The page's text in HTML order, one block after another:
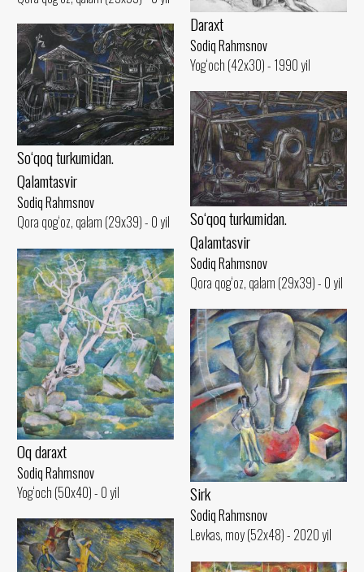
Daraxt
Sodiq Rahmsnov
Yog‘och (42x30) - 1990 yil
So‘qoq turkumidan.
Qalamtasvir
Sodiq Rahmsnov
Qora qog‘oz, qalam (29x39) - 0 yil
So‘qoq turkumidan.
Qalamtasvir
Sodiq Rahmsnov
Qora qog‘oz, qalam (29x39) - 0 yil
Oq daraxt
Sodiq Rahmsnov
Yog‘och (50x40) - 0 yil
Sirk
Sodiq Rahmsnov
Levkas, moy (52x48) - 2020 yil